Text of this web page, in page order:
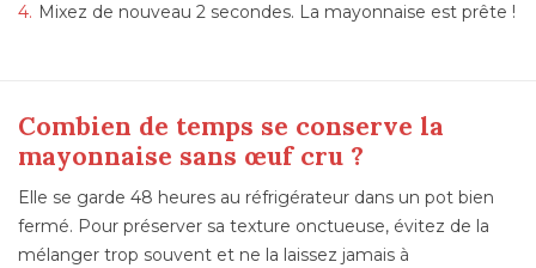
Mixez de nouveau 2 secondes. La mayonnaise est prête !
Combien de temps se conserve la
mayonnaise sans œuf cru ?
Elle se garde 48 heures au réfrigérateur dans un pot bien
fermé. Pour préserver sa texture onctueuse, évitez de la
mélanger trop souvent et ne la laissez jamais à